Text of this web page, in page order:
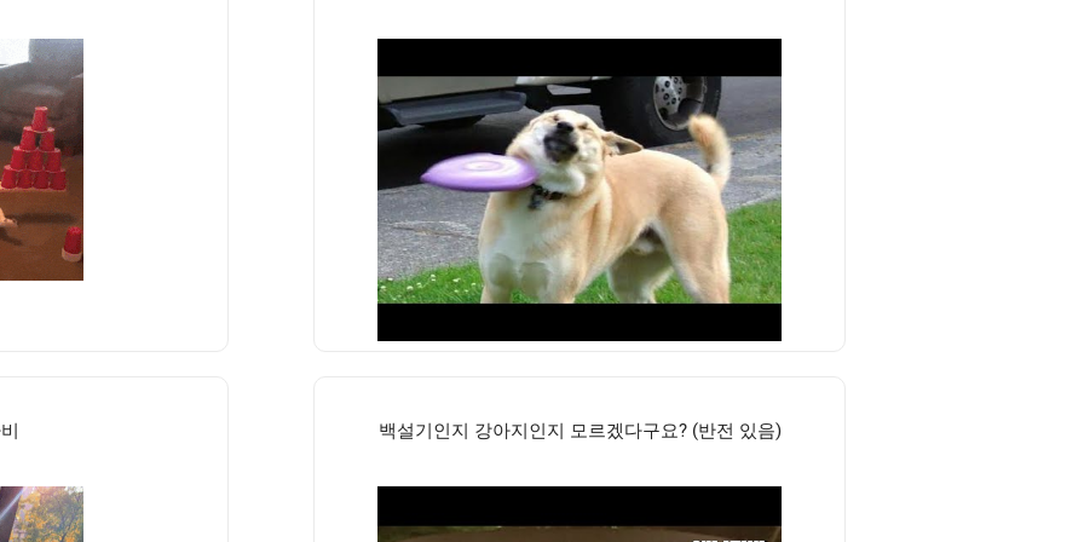
백설기인지 강아지인지 모르겠다구요? (반전 있음)